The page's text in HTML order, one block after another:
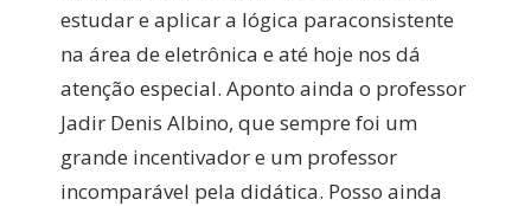
estudar e aplicar a lógica paraconsistente
na área de eletrônica e até hoje nos dá
atenção especial. Aponto ainda o professor
Jadir Denis Albino, que sempre foi um
grande incentivador e um professor
incomparável pela didática. Posso ainda